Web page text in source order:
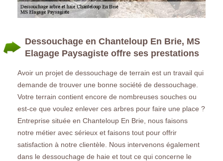
Dessouchage en Chanteloup En Brie, MS
Elagage Paysagiste offre ses prestations
Avoir un projet de dessouchage de terrain est un travail qui
demande de trouver une bonne société de dessouchage.
Votre terrain contient encore de nombreuses souches ou
est-ce que voulez enlever ces arbres pour faire une place ?
Entreprise située en Chanteloup En Brie, nous faisons
notre métier avec sérieux et faisons tout pour offrir
satisfaction à notre clientèle. Nous intervenons également
dans le dessouchage de haie et tout ce qui concerne le